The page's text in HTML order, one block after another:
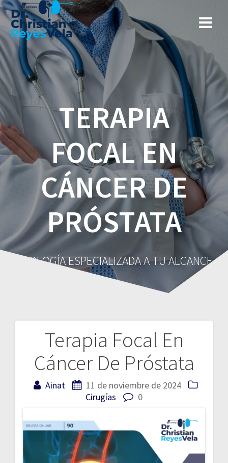
TERAPIA
FOCAL EN
CÁNCER DE
PRÓSTATA
UROLOGÍA ESPECIALIZADA A TU ALCANCE
Terapia Focal En
Cáncer De Próstata
Ainat
11 de noviembre de 2024
Cirugías
0
Navegación
de
entradas